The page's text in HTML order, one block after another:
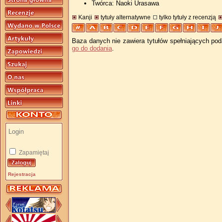
Zapamiętaj
Rejestracja
Twórca: Naoki Urasawa
Kanji tytuły alternatywne tylko tytuły z recenzją
Baza danych nie zawiera tytułów spełniających
go do dodania.